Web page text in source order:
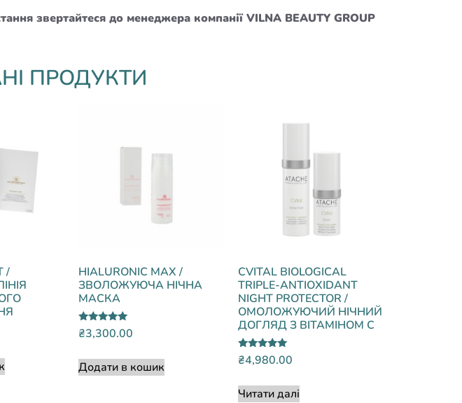
звертайтеся до менеджера компанії VILNA BEAUTY GROUP
ПРОДУКТИ
/
HIALURONIC MAX /
ЗВОЛОЖУЮЧА НІЧНА
МАСКА
Оцінено в
5.00
₴3,300.00
Додати в кошик
CVITAL BIOLOGICAL
TRIPLE-ANTIOXIDANT
NIGHT PROTECTOR /
ОМОЛОЖУЮЧИЙ НІЧНИЙ
ДОГЛЯД З ВІТАМІНОМ С
Оцінено в
5.00
₴4,980.00
Читати далі